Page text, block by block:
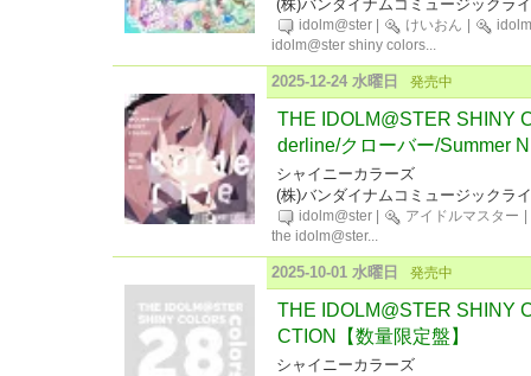
(株)バンダイナムコミュージックラ
idolm@ster けいおん
idolm@ster shiny colors...
2025-12-24 水曜日 発売中
THE IDOLM@STER SHINY
derline/クローバー/Summer
シャイニーカラーズ
(株)バンダイナムコミュージックラ
idolm@ster アイドルマスター
the idolm@ster...
2025-10-01 水曜日 発売中
THE IDOLM@STER SHINY
CTION【数量限定盤】
シャイニーカラーズ